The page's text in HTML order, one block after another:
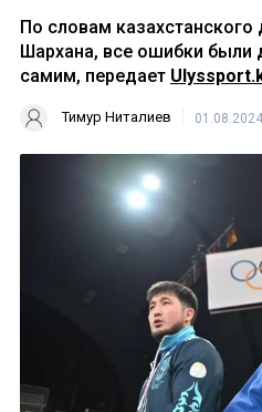
По словам
Шархана, все ошибки
самим, передает
Тимур Ниталиев